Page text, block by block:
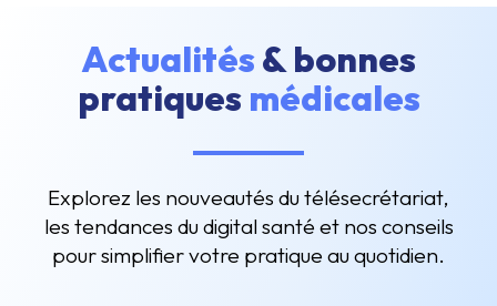
Actualités& bonnes
pratiques médicales
Explorez les nouveautés du télésecrétariat,
les tendances du digital santé et nos conseils
pour simplifier votre pratique au quotidien.